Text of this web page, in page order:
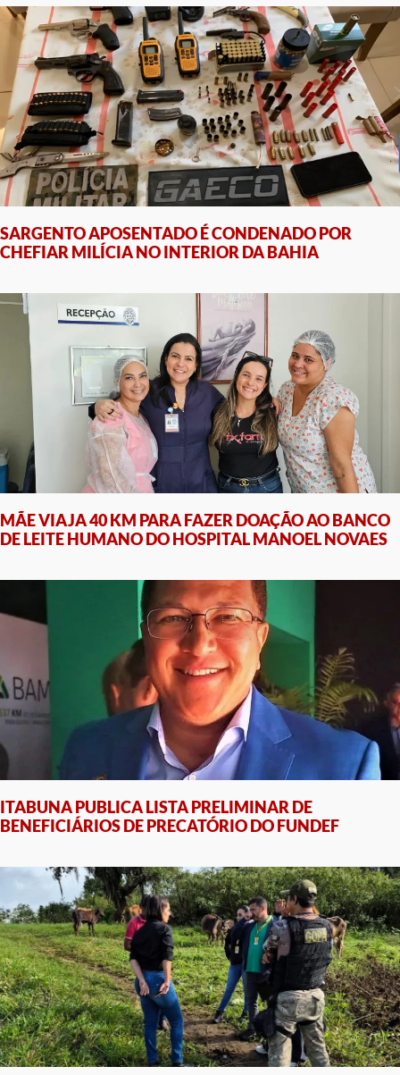
SARGENTO APOSENTADO É CONDENADO POR
CHEFIAR MILÍCIA NO INTERIOR DA BAHIA
MÃE VIAJA 40 KM PARA FAZER DOAÇÃO AO BANCO
DE LEITE HUMANO DO HOSPITAL MANOEL NOVAES
ITABUNA PUBLICA LISTA PRELIMINAR DE
BENEFICIÁRIOS DE PRECATÓRIO DO FUNDEF